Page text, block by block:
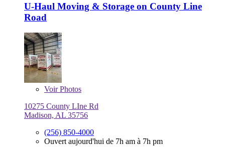
U-Haul Moving & Storage on County Line
Road
VoirPhotos
10275 County LIne Rd
Madison, AL 35756
(256) 850-4000
Ouvert aujourd'hui de 7h am à 7h pm